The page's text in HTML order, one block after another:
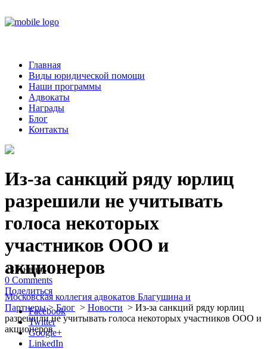
Главная
Виды юридической помощи
Наши программы
Адвокаты
Награды
Блог
Контакты
Из-за санкций ряду юрлиц
разрешили не учитывать
голоса некоторых
участников ООО и
акционеров
Московская коллегия адвокатов Благушина и
Партнеры>Блог > Новости > Из-за санкций ряду юрлиц
разрешили не учитывать голоса некоторых участников ООО и
акционеров
23 Январь
0 Comments
Поделиться
Facebook
Twitter
Google+
LinkedIn